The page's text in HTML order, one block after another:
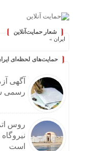
شعار حمایت‌آنلاین
حمایت‌های لحظه‌ای
آگهی
رسمی سال
روس
است